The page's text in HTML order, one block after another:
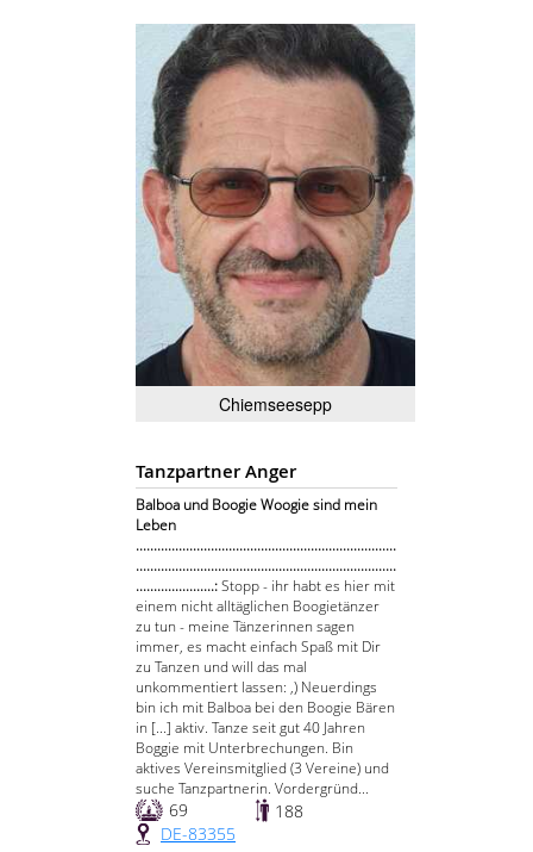
Chiemseesepp
Tanzpartner Anger
Balboa und Boogie Woogie sind mein
Leben
.........................................................................
.........................................................................
......................:Stopp - ihr habt es hier mit
einem nicht alltäglichen Boogietänzer
zu tun - meine Tänzerinnen sagen
immer, es macht einfach Spaß mit Dir
zu Tanzen und will das mal
unkommentiert lassen: ,) Neuerdings
bin ich mit Balboa bei den Boogie Bären
in [...] aktiv. Tanze seit gut 40 Jahren
Boggie mit Unterbrechungen. Bin
aktives Vereinsmitglied (3 Vereine) und
suche Tanzpartnerin. Vordergründ...
69
188
DE-83355